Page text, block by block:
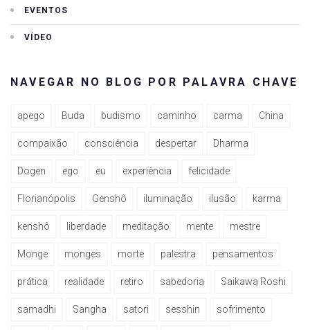
EVENTOS
VÍDEO
NAVEGAR NO BLOG POR PALAVRA CHAVE
apego Buda budismo caminho carma China
compaixão consciência despertar Dharma
Dogen ego eu experiência felicidade
Florianópolis Genshô iluminação ilusão karma
kenshô liberdade meditação mente mestre
Monge monges morte palestra pensamentos
prática realidade retiro sabedoria Saikawa Roshi
samadhi Sangha satori sesshin sofrimento